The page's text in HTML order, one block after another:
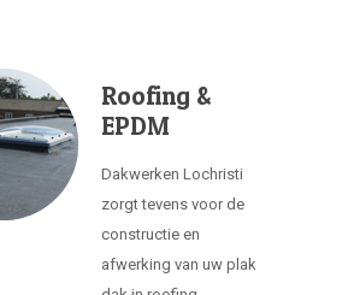
Roofing &
EPDM
Dakwerken Lochristi
zorgt tevens voor de
constructie en
afwerking van uw plak